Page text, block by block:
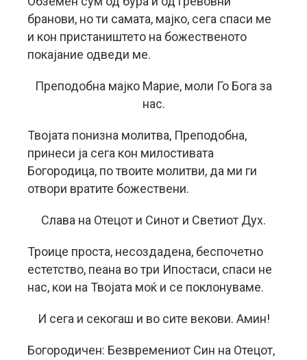
бранови, но ти самата, мајко, сега спаси ме
и кон пристаништето на божественото
покајание одведи ме.
Преподобна мајко Марие, моли Го Бога за
нас.
Твојата понизна молитва, Преподобна,
принеси ја сега кон милостивата
Богородица, по твоите молитви, да ми ги
отвори вратите божествени.
Слава на Отецот и Синот и Светиот Дух.
Троице проста, несоздадена, беспочетно
естетство, пеана во три Ипостаси, спаси не
нас, кои на Твојата моќ и се поклонуваме.
И сега и секогаш и во сите векови. Амин!
Богородичен: Безвремениот Син на Отецот,